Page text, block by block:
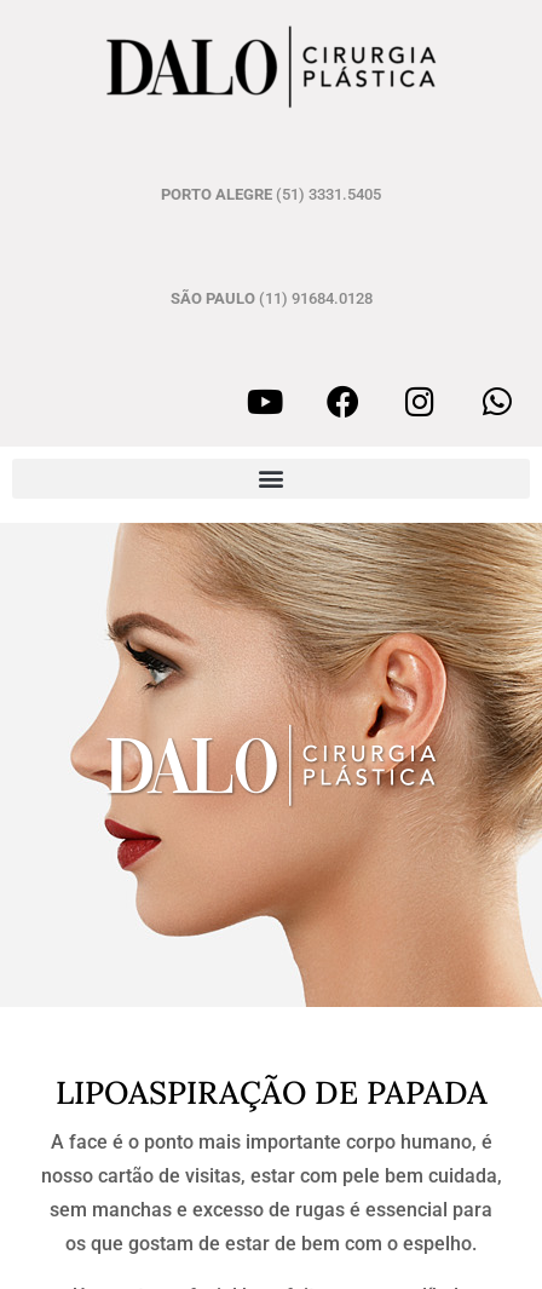
PORTO ALEGRE (51) 3331.5405
SÃO PAULO(11) 91684.0128
LIPOASPIRAÇÃO DE PAPADA
A face é o ponto mais importante corpo humano, é
nosso cartão de visitas, estar com pele bem cuidada,
sem manchas e excesso de rugas é essencial para
os que gostam de estar de bem com o espelho.